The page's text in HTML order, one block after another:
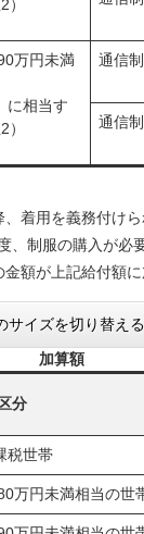
万円未満
に相当す
通信制
通信
着用を義務付け
、制服の購入が必
額が上記給付額に
サイズを切り替える
加算額
分
税世帯
万円未満相当の世